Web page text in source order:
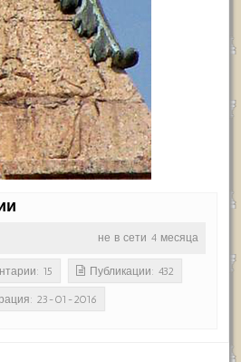
не в сети 4 месяца
15 Публикации: 432
23-01-2016